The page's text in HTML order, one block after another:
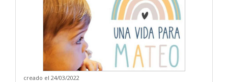
creado el 24/03/2022